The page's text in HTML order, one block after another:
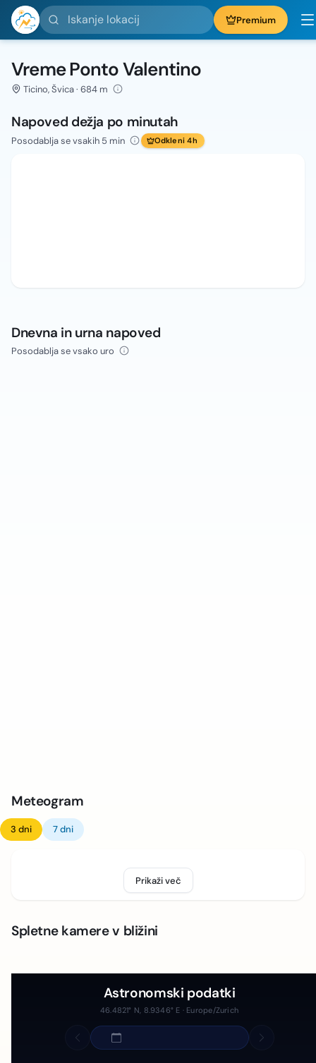
Iskanje lokacij Premium
Vreme Ponto Valentino
Ticino, Švica · 684 m
Napoved dežja po minutah
Posodablja se vsakih 5 min Odkleni 4h
Dnevna in urna napoved
Posodablja se vsako uro
Meteogram
3 dni 7 dni
Prikaži več
Spletne kamere v bližini
Astronomski podatki
46.4821° N, 8.9346° E · Europe/Zurich